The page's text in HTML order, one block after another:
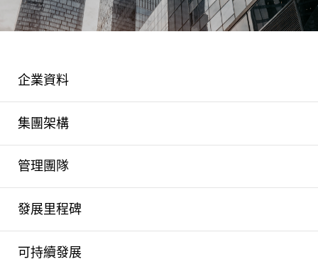
企業資料
集團架構
管理團隊
發展里程碑
可持續發展